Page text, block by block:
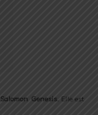
Salomon Genesis. Elle est